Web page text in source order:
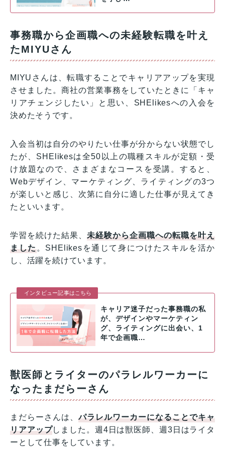
事務職から企画職への未経験転職を叶え
たMIYUさん
MIYUさんは、転職することでキャリアアップを実現
させました。商社の営業事務をしていたときに「キャ
リアチェンジしたい」と思い、SHElikesへの入会を
決めたそうです。
入会当初は自分のやりたい仕事が分からない状態でし
たが、SHElikesは全50以上の職種スキルが定額・受
け放題なので、さまざまなコースを受講。すると、
Webデザイン、マーケティング、ライティングの3つ
が楽しいと感じ、次第に自分に適した仕事が見えてき
たといいます。
学習を続けた結果、未経験から企画職への転職を叶え
ました。SHElikesを通じて身につけたスキルを活か
し、活躍を続けています。
インタビュー記事はこちら
キャリア迷子だった事務職の私
が、デザインやマーケティン
グ、ライティングに出会い、1
年で企画職…
獣医師とライターのパラレルワーカーに
なったまだらーさん
まだらーさんは、パラレルワーカーになることでキャ
リアアップしました。週4日は獣医師、週3日はライタ
ーとして仕事をしています。